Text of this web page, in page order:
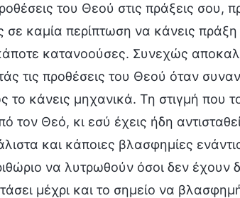
του Θεού στις πράξεις σου,
σε καμία περίπτωση να κάνεις
κατανοούσες. Συνεχώς
τις προθέσεις του Θεού όταν
το κάνεις μηχανικά. Τη στιγμή που
τον Θεό, κι εσύ έχεις ήδη
και κάποιες βλασφημίες
να λυτρωθούν όσοι δεν έχουν
μέχρι και το σημείο να